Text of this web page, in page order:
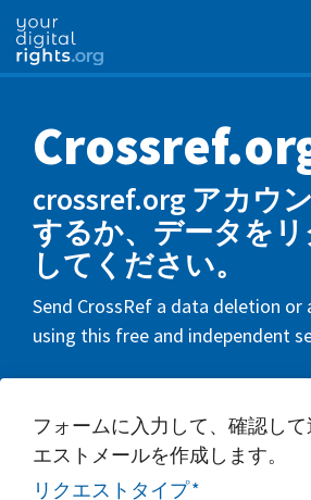
crossref.org アカウ
するか、データをリ
してください。
Send CrossRef a data deletion or
using this free and independent
フォームに入力して、確認し
エストメールを作成します。
リクエストタイプ*